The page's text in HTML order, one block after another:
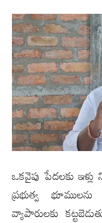
ఒకవైపు పేదలకు ఇళ్లు
ప్రభుత్వ
వ్యాపారులకు